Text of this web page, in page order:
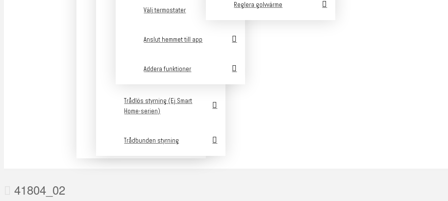
Välj termostater
Anslut hemmet till app
Addera funktioner
Trådlös styrning (Ej Smart
Home-serien)
Trådbunden styrning
Reglera golvvärme
41804_02